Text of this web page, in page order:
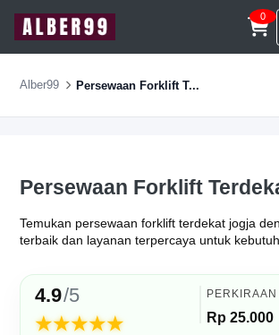
0
Alber99 Persewaan Forklift T...
Persewaan Forklift
Temukan persewaan forklift terdekat jogja
terbaik dan layanan terpercaya untuk
4.9/5
★★★★★
PERKIRAAN
Rp 25.000